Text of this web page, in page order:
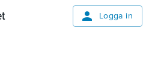
Logga in